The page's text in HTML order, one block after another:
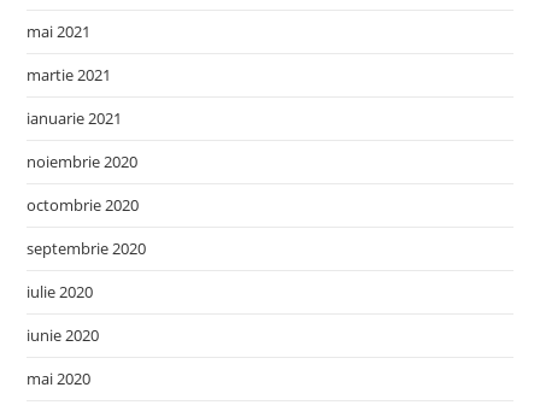
mai 2021
martie 2021
ianuarie 2021
noiembrie 2020
octombrie 2020
septembrie 2020
iulie 2020
iunie 2020
mai 2020